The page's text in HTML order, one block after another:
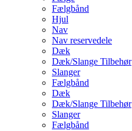
Fælgbånd
Hjul
Nav
Nav reservedele
Dæk
Dæk/Slange Tilbehør
Slanger
Fælgbånd
Dæk
Dæk/Slange Tilbehør
Slanger
Fælgbånd